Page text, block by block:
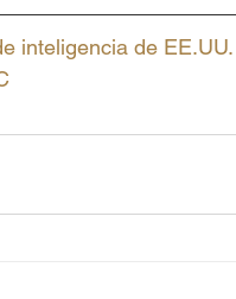
inteligencia de